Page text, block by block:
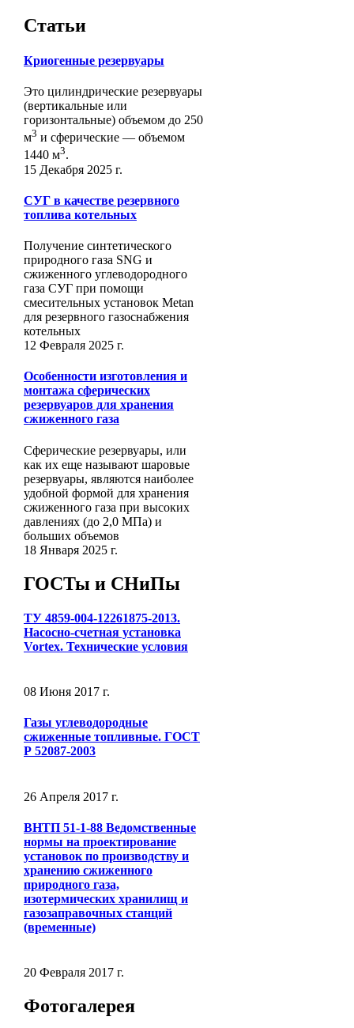
Статьи
Криогенные резервуары
Это цилиндрические резервуары
(вертикальные или
горизонтальные) объемом до 250
м3 и сферические ― объемом
1440 м3.
15 Декабря 2025 г.
СУГ в качестве резервного
топлива котельных
Получение синтетического
природного газа SNG и
сжиженного углеводородного
газа СУГ при помощи
смесительных установок Metan
для резервного газоснабжения
котельных
12 Февраля 2025 г.
Особенности изготовления и
монтажа сферических
резервуаров для хранения
сжиженного газа
Сферические резервуары, или
как их еще называют шаровые
резервуары, являются наиболее
удобной формой для хранения
сжиженного газа при высоких
давлениях (до 2,0 МПа) и
больших объемов
18 Января 2025 г.
ГОСТы и СНиПы
ТУ 4859-004-12261875-2013.
Насосно-счетная установка
Vortex. Технические условия
08 Июня 2017 г.
Газы углеводородные
сжиженные топливные. ГОСТ
Р 52087-2003
26 Апреля 2017 г.
ВНТП 51-1-88 Ведомственные
нормы на проектирование
установок по производству и
хранению сжиженного
природного газа,
изотермических хранилищ и
газозаправочных станций
(временные)
20 Февраля 2017 г.
Фотогалерея